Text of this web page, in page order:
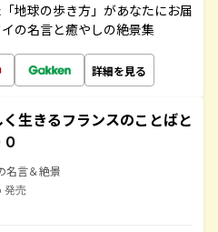
地球の歩き方」があなたにお届
の名言と癒やしの絶景集
詳細を見る
生きるフランスのことばと
名言＆絶景
発売